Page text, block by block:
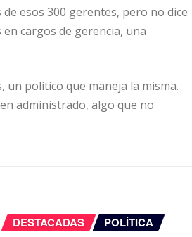
esos 300 gerentes, pero no dice
cargos de gerencia, una
un político que maneja la misma.
administrado, algo que no
DESTACADAS POLÍTICA